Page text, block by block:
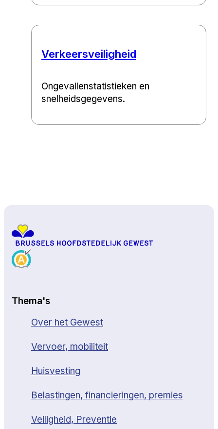
Verkeersveiligheid
Ongevallenstatistieken en
snelheidsgegevens.
Thema's
Over het Gewest
Vervoer, mobiliteit
Huisvesting
Belastingen, financieringen, premies
Veiligheid, Preventie